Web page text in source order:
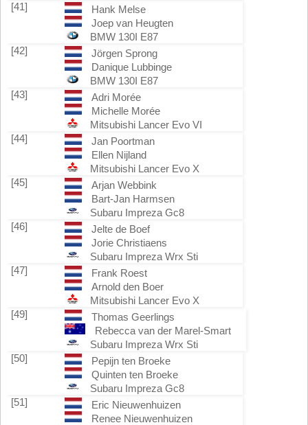
[41]
Hank Melse
Joep van Heugten
BMW 130I E87
[42]
Jörgen Sprong
Danique Lubbinge
BMW 130I E87
[43]
Adri Morée
Michelle Morée
Mitsubishi Lancer Evo VI
[44]
Jan Poortman
Ellen Nijland
Mitsubishi Lancer Evo X
[45]
Arjan Webbink
Bart-Jan Harmsen
Subaru Impreza Gc8
[46]
Jelte de Boef
Jorie Christiaens
Subaru Impreza Wrx Sti
[47]
Frank Roest
Arnold den Boer
Mitsubishi Lancer Evo X
[49]
Thomas Geerlings
Rebecca van der Marel-Smart
Subaru Impreza Wrx Sti
[50]
Pepijn ten Broeke
Quinten ten Broeke
Subaru Impreza Gc8
[51]
Eric Nieuwenhuizen
Renee Nieuwenhuizen